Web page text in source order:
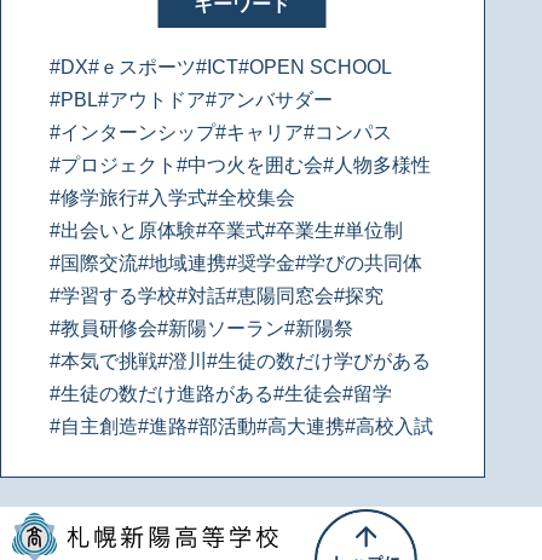
キーワード
#DX#ｅスポーツ#ICT#OPEN SCHOOL
#PBL#アウトドア#アンバサダー
#インターンシップ#キャリア#コンパス
#プロジェクト #中つ火を囲む会#人物多様性
#修学旅行#入学式#全校集会
#出会いと原体験#卒業式#卒業生#単位制
#国際交流#地域連携#奨学金#学びの共同体
#学習する学校#対話#恵陽同窓会#探究
#教員研修会#新陽ソーラン#新陽祭
#本気で挑戦#澄川 #生徒の数だけ学びがある
#生徒の数だけ進路がある#生徒会#留学
#自主創造#進路#部活動#高大連携#高校入試